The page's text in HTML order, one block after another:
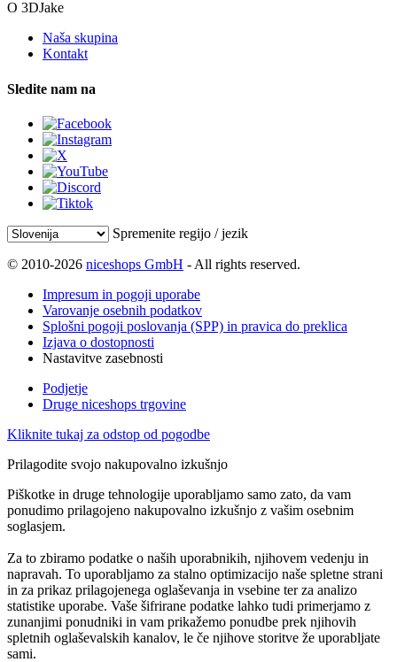
O 3DJake
Naša skupina
Kontakt
Sledite nam na
Spremenite regijo / jezik
© 2010-2026 niceshops GmbH - All rights reserved.
Impresum in pogoji uporabe
Varovanje osebnih podatkov
Splošni pogoji poslovanja (SPP) in pravica do preklica
Izjava o dostopnosti
Nastavitve zasebnosti
Podjetje
Druge niceshops trgovine
Kliknite tukaj za odstop od pogodbe
Prilagodite svojo nakupovalno izkušnjo
Piškotke in druge tehnologije uporabljamo samo zato, da vam
ponudimo prilagojeno nakupovalno izkušnjo z vašim osebnim
soglasjem.
Za to zbiramo podatke o naših uporabnikih, njihovem vedenju in
napravah. To uporabljamo za stalno optimizacijo naše spletne strani
in za prikaz prilagojenega oglaševanja in vsebine ter za analizo
statistike uporabe. Vaše šifrirane podatke lahko tudi primerjamo z
zunanjimi ponudniki in vam prikažemo ponudbe prek njihovih
spletnih oglaševalskih kanalov, le če njihove storitve že uporabljate
sami.